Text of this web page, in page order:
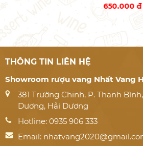
650.000 đ
THÔNG TIN LIÊN HỆ
Showroom rượu vang Nhất Vang
381 Trường Chinh, P. Thanh
Dương, Hải Dương
Hotline: 0935 906 333
Email: